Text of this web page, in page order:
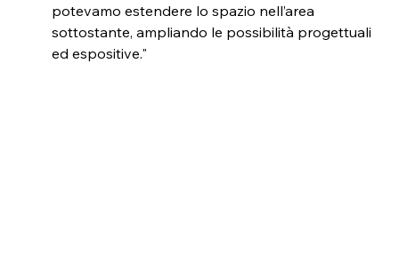
potevamo estendere lo spazio nell’area
sottostante, ampliando le possibilità progettuali
ed espositive."